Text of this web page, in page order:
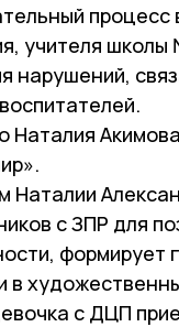
учителя школы
нарушений,
Наталия
Наталии
с ЗПР для
формирует
в
с ДЦП